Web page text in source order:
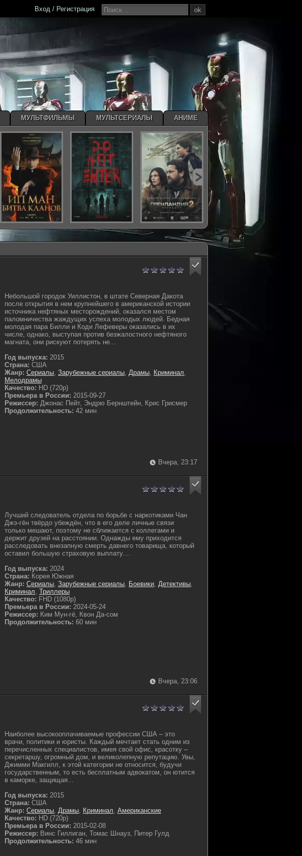
Небольшой городок Уиллистон, в штате Северная Дакота
после открытия в нем крупнейшего в американской истории
источника нефтяных месторождений, оказался местом
паломничества жаждущих успеха молодых людей. Бедная
молодая пара Билли и Коди Лефеверы оказались в их
числе, однако, выступая против безжалостного нефтяного
магната, они рискуют потерять не...
Год выпуска: 2015
Страна: США
Жанр: Сериалы, Зарубежные сериалы, Драмы, Криминал,
Мелодрамы
Качество: HD (720p)
Премьера в России: 2015-09-27
Режиссер: Джонас Пейт, Эндрю Бернштейн, Крис Грисмер
Продолжительность: 42 мин
Вчера, 23:17
Лучший следователь отдела по борьбе с наркотиками Чан
Джэ-гён твёрдо убеждён, что в его деле личные связи
только мешают, поэтому не сближается с коллегами и
держит друзей на расстоянии. Однажды ему приходится
расследовать внезапную смерть давнего товарища, который
оставил большую страховую выплату....
Год выпуска: 2024
Страна: Корея Южная
Жанр: Сериалы, Зарубежные сериалы, Боевики, Детективы,
Криминал, Триллеры
Качество: FHD (1080p)
Премьера в России: 2024-05-24
Режиссер: Ким Мун-гё, Квон Да-сом
Продолжительность: 60 мин
Вчера, 23:06
Наиболее высокооплачиваемые профессии США – это
врачи, политики и юристы. Каждый мечтает стать одним из
перечисленных специалистов, имея свой офис, красотку –
секретаршу, огромный дом, и великолепную репутацию. Увы,
Джимми Макгилл, к этой категории не относится, будучи
государственным, то есть бесплатным адвокатом, он ютится
в каморке, защищая...
Год выпуска: 2015
Страна: США
Жанр: Сериалы, Драмы, Криминал, Американские
Качество: HD (720p)
Премьера в России: 2015-02-08
Режиссер: Винс Гиллиган, Томас Шнауз, Питер Гулд
Продолжительность: 46 мин
ok
Вход / Регистрация
МУЛЬТФИЛЬМЫ МУЛЬТСЕРИАЛЫ АНИМЕ